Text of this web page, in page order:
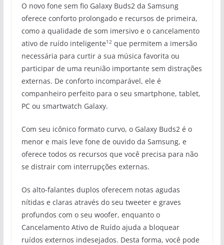
O novo fone sem fio Galaxy Buds2 da Samsung
oferece conforto prolongado e recursos de primeira,
como a qualidade de som imersivo e o cancelamento
ativo de ruído inteligente12que permitem a imersão
necessária para curtir a sua música favorita ou
participar de uma reunião importante sem distrações
externas. De conforto incomparável, ele é
companheiro perfeito para o seu smartphone, tablet,
PC ou smartwatch Galaxy.
Com seu icônico formato curvo, o Galaxy Buds2 é o
menor e mais leve fone de ouvido da Samsung, e
oferece todos os recursos que você precisa para não
se distrair com interrupções externas.
Os alto-falantes duplos oferecem notas agudas
nítidas e claras através do seu tweeter e graves
profundos com o seu woofer, enquanto o
Cancelamento Ativo de Ruído ajuda a bloquear
ruídos externos indesejados. Desta forma, você pode